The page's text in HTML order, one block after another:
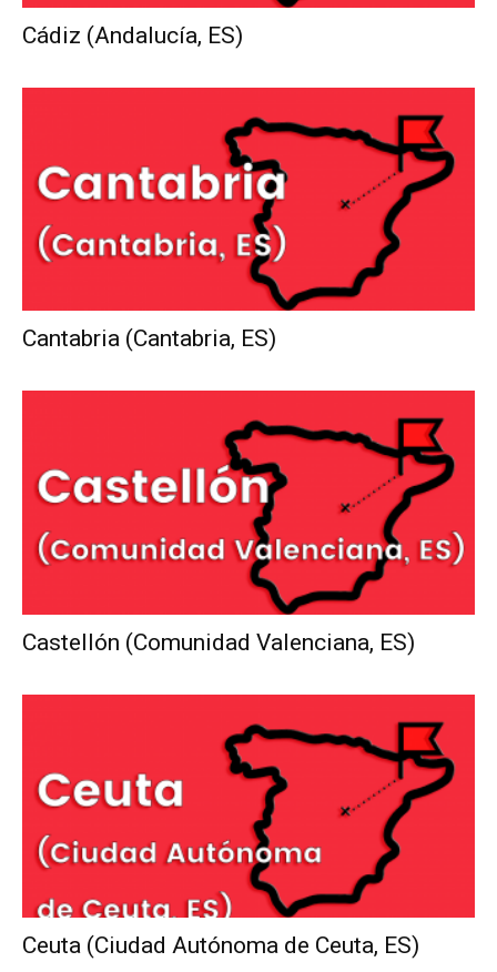
Cádiz (Andalucía, ES)
Cantabria (Cantabria, ES)
Castellón (Comunidad Valenciana, ES)
Ceuta (Ciudad Autónoma de Ceuta, ES)